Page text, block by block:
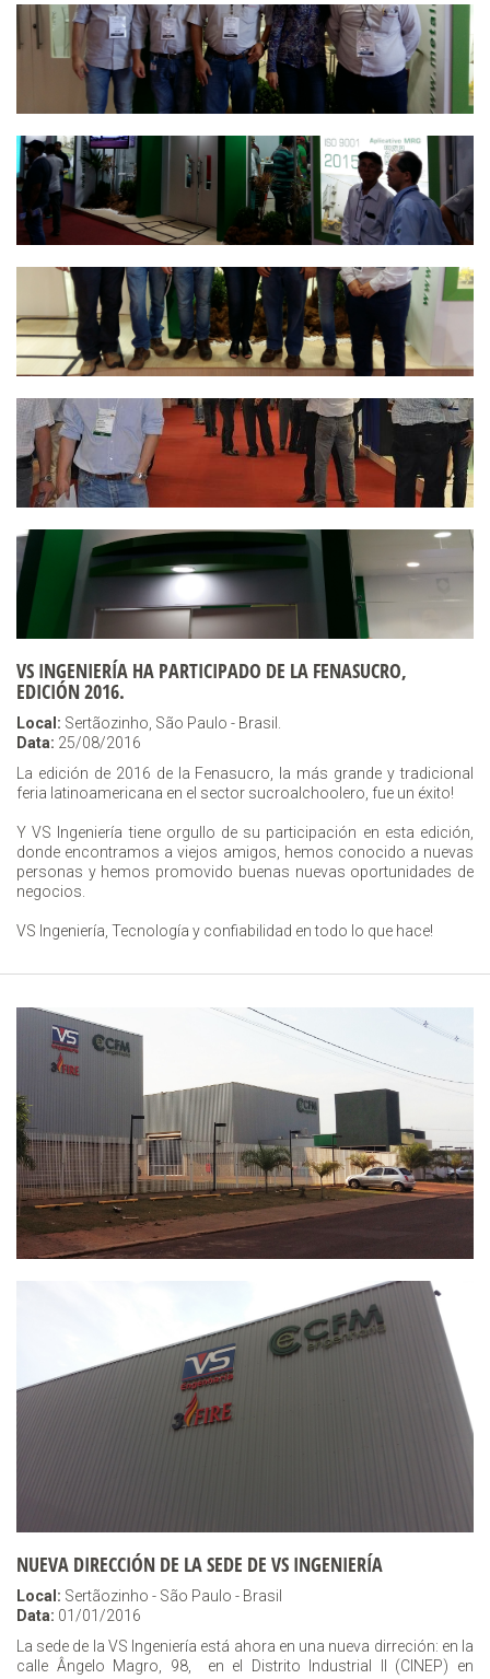
VS INGENIERÍA HA PARTICIPADO DE LA FENASUCRO,
EDICIÓN 2016.
Local: Sertãozinho, São Paulo - Brasil.
Data: 25/08/2016
La edición de 2016 de la Fenasucro, la más grande y tradicional
feria latinoamericana en el sector sucroalchoolero, fue un éxito!
Y VS Ingeniería tiene orgullo de su participación en esta edición,
donde encontramos a viejos amigos, hemos conocido a nuevas
personas y hemos promovido buenas nuevas oportunidades de
negocios.
VS Ingeniería, Tecnología y confiabilidad en todo lo que hace!
NUEVA DIRECCIÓN DE LA SEDE DE VS INGENIERÍA
Local: Sertãozinho - São Paulo - Brasil
Data: 01/01/2016
La sede de la VS Ingeniería está ahora en una nueva dirreción: en la
calle Ângelo Magro, 98, en el Distrito Industrial II (CINEP) en